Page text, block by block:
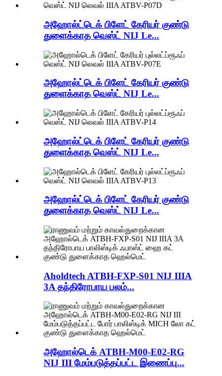
அஹோல்ட்டெக் பிளேட் கேரியர் குண்டு
துளைக்காத வெஸ்ட் NIJ Le...
அஹோல்ட்டெக் பிளேட் கேரியர் குண்டு
துளைக்காத வெஸ்ட் NIJ Le...
அஹோல்ட்டெக் பிளேட் கேரியர் குண்டு
துளைக்காத வெஸ்ட் NIJ Le...
அஹோல்ட்டெக் பிளேட் கேரியர் குண்டு
துளைக்காத வெஸ்ட் NIJ Le...
Aholdtech ATBH-FXP-S01 NIJ IIIA
3A தந்திரோபாய பலம்...
அஹோல்டெக் ATBH-M00-E02-RG
NIJ III மேம்படுத்தப்பட்ட இணைப்பு...